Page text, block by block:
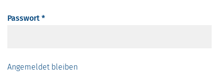
Passwort *
Angemeldet bleiben